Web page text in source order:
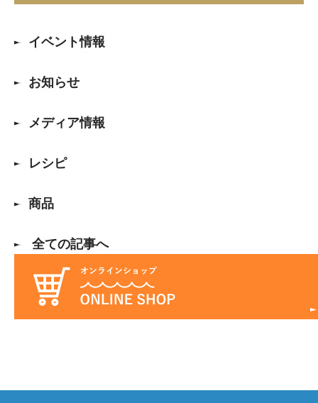
イベント情報
お知らせ
メディア情報
レシピ
商品
全ての記事へ